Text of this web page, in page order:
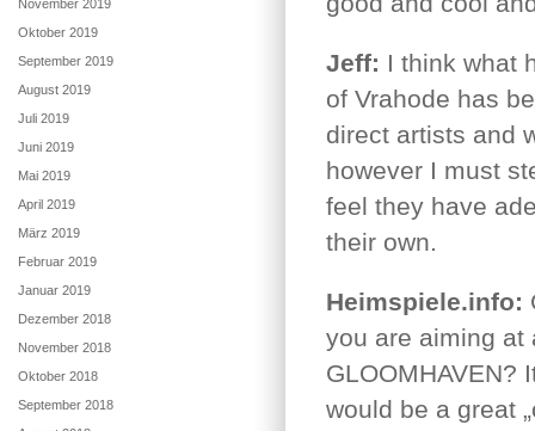
Jeff: I think what
of Vrahode has
direct artists and
however I must
feel they have
their own.
Heimspiele.info:
you are aiming at
GLOOMHAVEN?
would be a great
November 2019
Oktober 2019
September 2019
August 2019
Juli 2019
Juni 2019
Mai 2019
April 2019
März 2019
Februar 2019
Januar 2019
Dezember 2018
November 2018
Oktober 2018
September 2018